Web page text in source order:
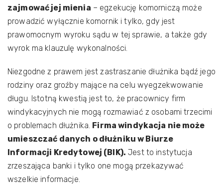
zajmować jej mienia – egzekucję komorniczą może
prowadzić wyłącznie komornik i tylko, gdy jest
prawomocnym wyroku sądu w tej sprawie, a także gdy
wyrok ma klauzulę wykonalności.
Niezgodne z prawem jest zastraszanie dłużnika bądź jego
rodziny oraz groźby mające na celu wyegzekwowanie
długu. Istotną kwestią jest to, że pracownicy firm
windykacyjnych nie mogą rozmawiać z osobami trzecimi
o problemach dłużnika. Firma windykacja nie może
umieszczać danych o dłużniku w Biurze
Informacji Kredytowej (BIK). Jest to instytucja
zrzeszająca banki i tylko one mogą przekazywać
wszelkie informacje.